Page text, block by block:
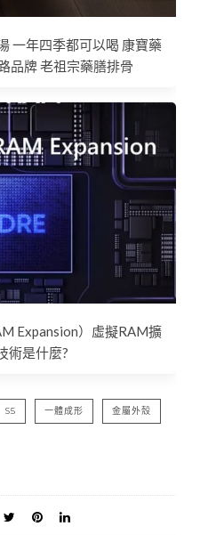
一年四季都可以喝 康寶藥
品牌 老祖宗藥膳排骨
Expansion）虛擬RAM擴
術是什麼?
S5 一體成形 金屬外殼